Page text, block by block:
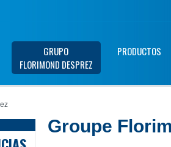
GRUPO
FLORIMOND DESPREZ
PRODUCTOS
Groupe